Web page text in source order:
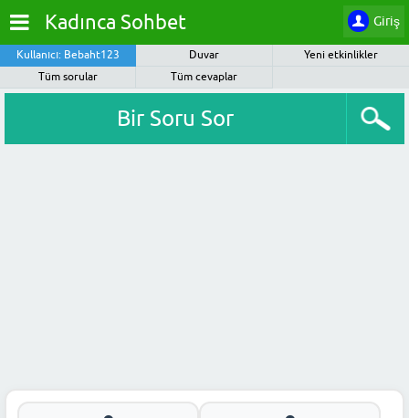
Giriş
Kadınca Sohbet
Kullanıcı: Bebaht123 Duvar
Yeni etkinlikler
Tüm sorular
Tüm cevaplar
Bir Soru Sor